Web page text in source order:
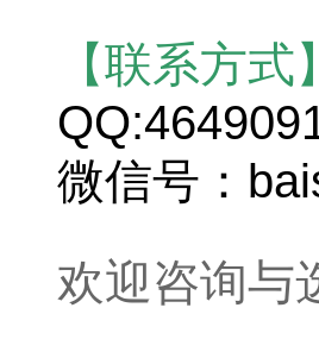
【联系方式】
微信号：
欢迎咨询与